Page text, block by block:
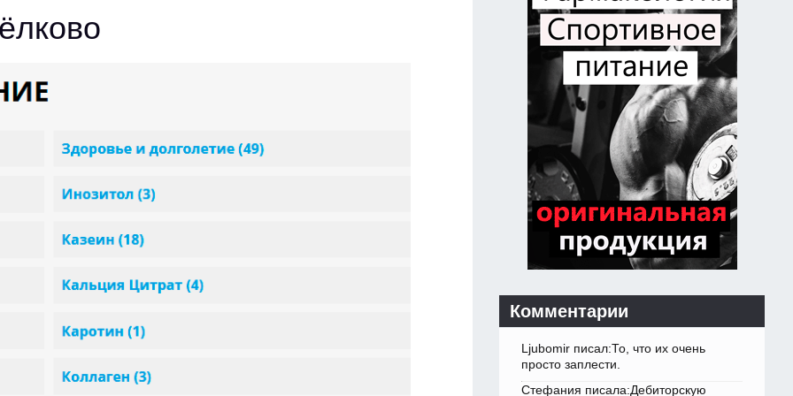
Комментарии
Ljubomir писал:То, что их очень
просто заплести.
Стефания писала:Дебиторскую